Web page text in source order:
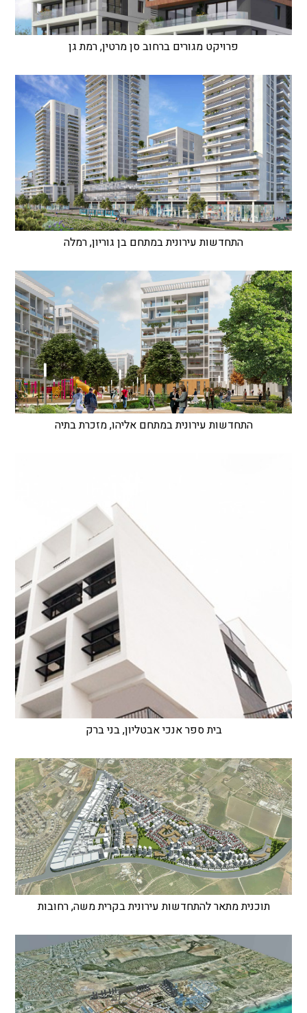
פרויקט מגורים ברחוב סן מרטין, רמת גן
התחדשות עירונית במתחם בן גוריון, רמלה
התחדשות עירונית במתחם אליהו, מזכרת בתיה
בית ספר אנכי אבטליון, בני ברק
תוכנית מתאר להתחדשות עירונית בקרית משה, רחובות